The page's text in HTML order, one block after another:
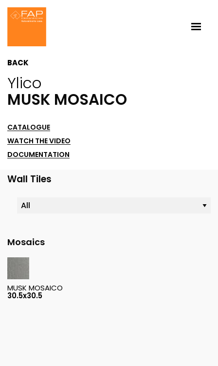
BACK
Ylico
MUSK MOSAICO
CATALOGUE
WATCH THE VIDEO
DOCUMENTATION
Wall Tiles
Mosaics
MUSK MOSAICO
30.5x30.5